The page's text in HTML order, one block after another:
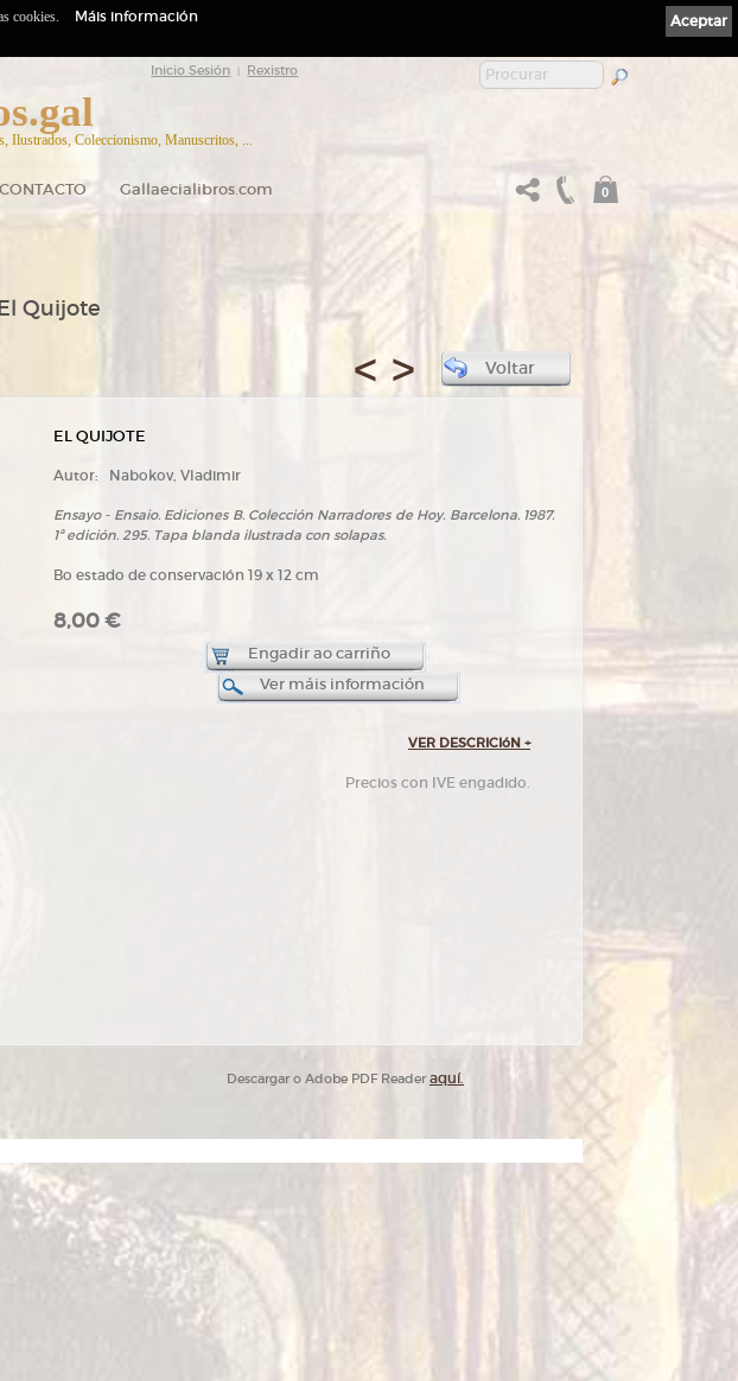
Inicio Sesión Rexistro
Ilustrados, Coleccionismo, Manuscritos, ...
CONTACTO Gallaecialibros.com 0
Quijote
< > Voltar
EL QUIJOTE
Autor: Nabokov, Vladimir
Ensayo - Ensaio. Ediciones B. Colección Narradores de Hoy. Barcelona. 1987.
1ª edición. 295. Tapa blanda ilustrada con solapas.
Bo estado de conservación 19 x 12 cm
8,00 €
Engadir ao carriño
Ver máis información
VER DESCRICIóN +
Precios con IVE engadido.
Descargar o Adobe PDF Readeraquí.
Aceptar
cookies. Máis información